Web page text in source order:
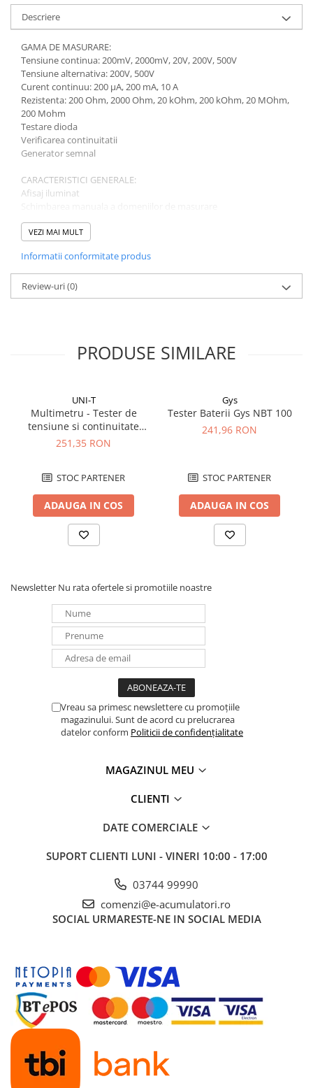
Descriere
GAMA DE MASURARE:
Tensiune continua: 200mV, 2000mV, 20V, 200V, 500V
Tensiune alternativa: 200V, 500V
Curent continuu: 200 µA, 200 mA, 10 A
Rezistenta: 200 Ohm, 2000 Ohm, 20 kOhm, 200 kOhm, 20 MOhm,
200 Mohm
Testare dioda
Verificarea continuitatii
Generator semnal
CARACTERISTICI GENERALE:
Afisaj iluminat
Indicator de baterie descarcata
Polarizare: automata
Citire maxima: 1999
Dimensiunea afișajului: 45 x 21 mm
Temperatura de lucru: 0 ° C ~ 40 ° C, umiditate <80%
Temperatura de depozitare: -10 ° ~ 50 ° C, umiditate <85%
Setul include: aparat, cabluri de testare, manual
VEZI MAI MULT
Informatii conformitate produs
Review-uri(0)
PRODUSE SIMILARE
UNI-T
Multimetru - Tester de
tensiune si continuitate
Uni-T UT18C
251,35 RON
STOC PARTENER
ADAUGA IN COS
Gys
Tester Baterii Gys NBT 100
241,96 RON
STOC PARTENER
ADAUGA IN COS
Newsletter Nu rata ofertele si promotiile noastre
Vreau sa primesc newslettere cu promoțiile
magazinului. Sunt de acord cu prelucrarea
datelor conform Politicii de confidențialitate
MAGAZINUL MEU
CLIENTI
DATE COMERCIALE
SUPORT CLIENTI LUNI - VINERI 10:00 - 17:00
03744 99990
comenzi@e-acumulatori.ro
SOCIAL URMARESTE-NE IN SOCIAL MEDIA